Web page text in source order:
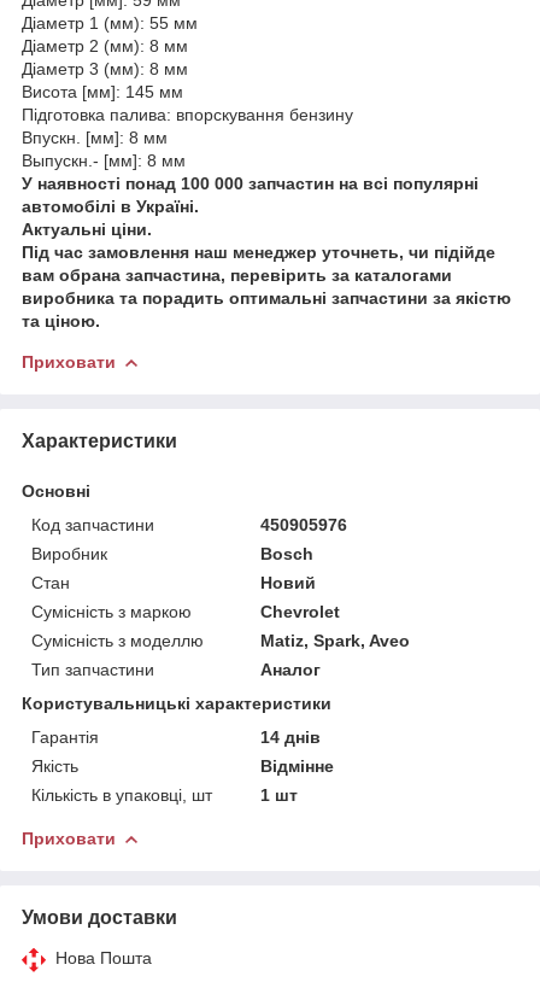
Діаметр 1 (мм): 55 мм
Діаметр 2 (мм): 8 мм
Діаметр 3 (мм): 8 мм
Висота [мм]: 145 мм
Підготовка палива: впорскування бензину
Впускн. [мм]: 8 мм
Выпускн.- [мм]: 8 мм
У наявності понад 100 000 запчастин на всі популярні
автомобілі в Україні.
Актуальні ціни.
Під час замовлення наш менеджер уточнеть, чи підійде
вам обрана запчастина, перевірить за каталогами
виробника та порадить оптимальні запчастини за якістю
та ціною.
Приховати
Характеристики
Основні
Код запчастини
450905976
Виробник
Bosch
Стан
Новий
Сумісність з маркою
Chevrolet
Сумісність з моделлю
Matiz, Spark, Aveo
Тип запчастини
Аналог
Користувальницькі характеристики
Гарантія
14 днів
Якість
Відмінне
Кількість в упаковці, шт
1 шт
Приховати
Умови доставки
Нова Пошта